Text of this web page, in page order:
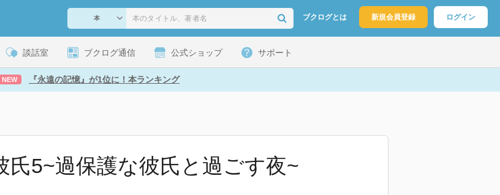
ブクログとは 新規会員登録 ログイン
談話室 ブクログ通信 公式ショップ サポート
NEW 『永遠の記憶』が1位に！本ランキング
氏5~過保護な彼氏と過ごす夜~